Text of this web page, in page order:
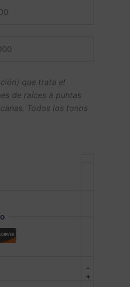
que trata el
de raíces a puntas
Todos los tonos
-
+